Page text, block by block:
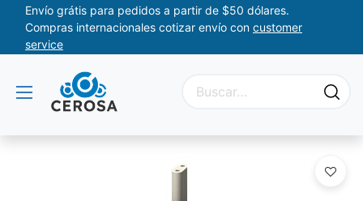
Envío grátis para pedidos a partir de $50 dólares.
Compras internacionales cotizar envío con customer
service